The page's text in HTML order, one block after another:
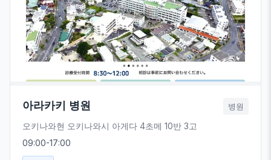
아라카키 병원 병원
오키나와현 오키나와시 아게다 4초메 10반 3고
09:00-17:00